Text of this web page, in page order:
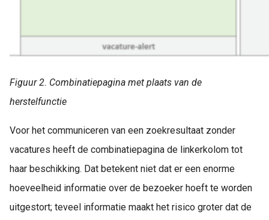
Figuur 2. Combinatiepagina met plaats van de
herstelfunctie
Voor het communiceren van een zoekresultaat zonder
vacatures heeft de combinatiepagina de linkerkolom tot
haar beschikking. Dat betekent niet dat er een enorme
hoeveelheid informatie over de bezoeker hoeft te worden
uitgestort; teveel informatie maakt het risico groter dat de